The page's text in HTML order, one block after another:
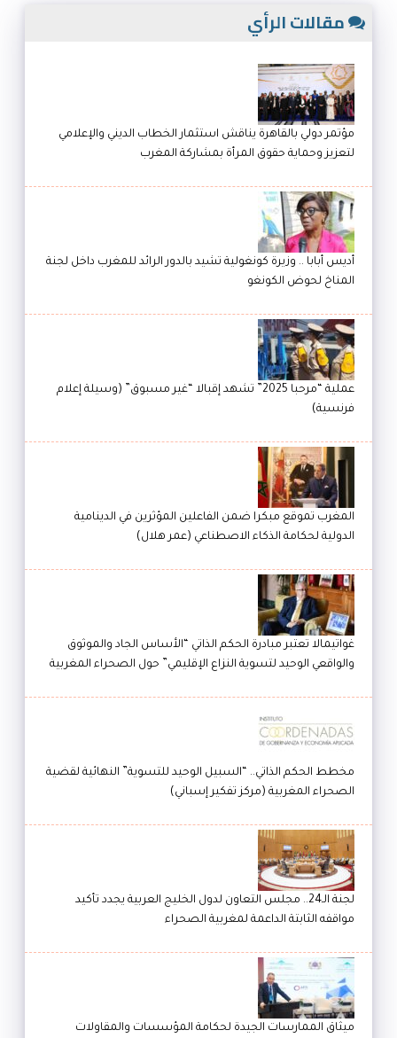
مقالات الرأي
مؤتمر دولي بالقاهرة يناقش استثمار الخطاب الديني والإعلامي
لتعزيز وحماية حقوق المرأة بمشاركة المغرب
أديس أبابا .. وزيرة كونغولية تشيد بالدور الرائد للمغرب داخل لجنة
المناخ لحوض الكونغو
عملية “مرحبا 2025” تشهد إقبالا “غير مسبوق” (وسيلة إعلام
فرنسية)
المغرب تموقع مبكرا ضمن الفاعلين المؤثرين في الدينامية
الدولية لحكامة الذكاء الاصطناعي (عمر هلال)
غواتيمالا تعتبر مبادرة الحكم الذاتي “الأساس الجاد والموثوق
والواقعي الوحيد لتسوية النزاع الإقليمي” حول الصحراء المغربية
مخطط الحكم الذاتي.. “السبيل الوحيد للتسوية” النهائية لقضية
الصحراء المغربية (مركز تفكير إسباني)
لجنة الـ24.. مجلس التعاون لدول الخليج العربية يجدد تأكيد
مواقفه الثابتة الداعمة لمغربية الصحراء
ميثاق الممارسات الجيدة لحكامة المؤسسات والمقاولات